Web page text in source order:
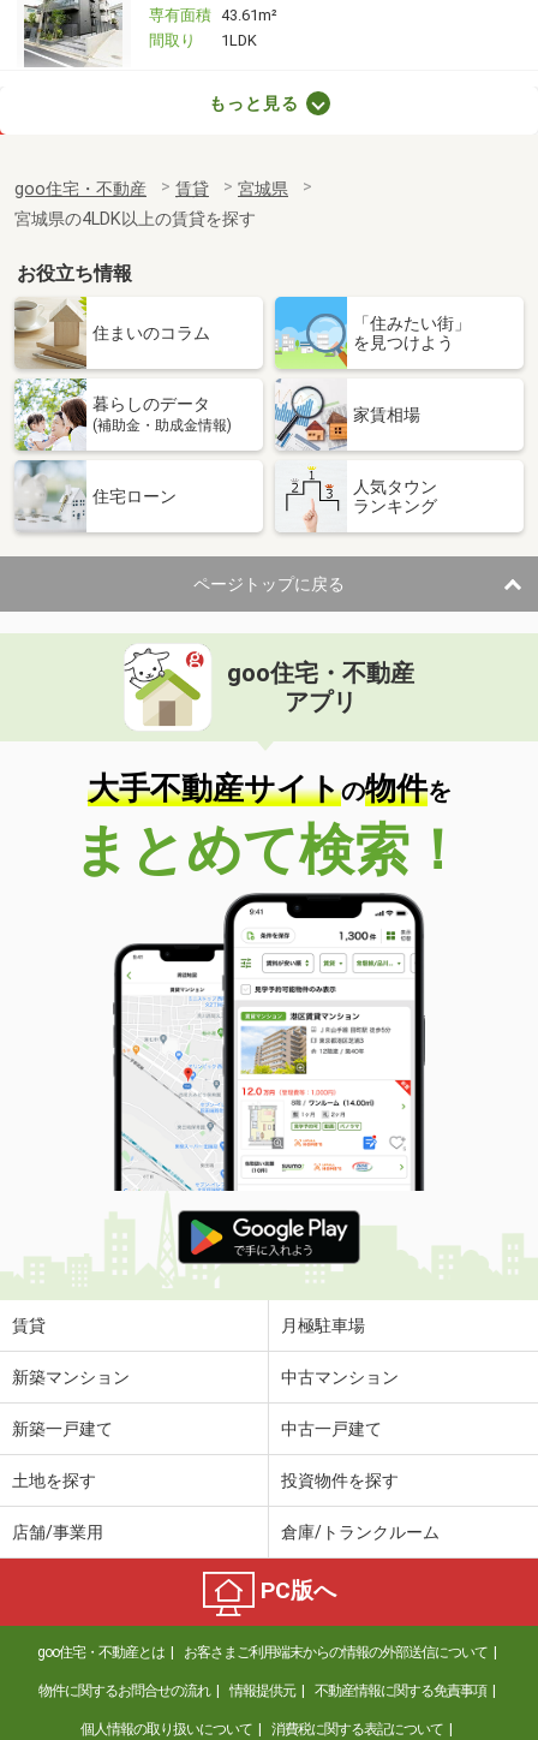
専有面積 43.61m²
間取り
1LDK
宮城県仙台市若林区白萩町
専有面積
30.44m²
間取り
1K
宮城県仙台市若林区南小泉字八軒小路
価 格
9.90万円
宮城県仙台市若林区南小泉字八軒小路
専有面積 43.94m²
間取り
宮城県仙台市太白区八本松１丁目
10.20万円
住 所
宮城県仙台市太白区八本松１丁目
専有面積 52.92m²
間取り
2LDK
宮城県仙台市宮城野区東仙台２丁目
価 格
住 所
宮城県仙台市宮城野区東仙台２丁目
専有面積 30.93m²
間取り
1LDK
宮城県仙台市太白区八本松１丁目
価 格
10.40万円
宮城県仙台市太白区八本松１丁目
52.92m²
間取り
2LDK
宮城県仙台市若林区かすみ町
価 格
11.80万円
住 所
宮城県仙台市若林区かすみ町
専有面積 57.75m²
間取り
2LDK
宮城県仙台市若林区河原町２丁目
価 格
6.50万円
住 所
宮城県仙台市若林区河原町２丁目
専有面積
宮城県仙台市太白区諏訪町
7.30万円
宮城県仙台市太白区根岸町
6.80万円
住 所
宮城県仙台市太白区根岸町
専有面積 38.29m²
間取り
1LDK
宮城県仙台市太白区郡山１丁目
もっと見る
goo住宅・不動産 賃貸
宮城県
宮城県の4LDK以上の賃貸を探す
お役立ち情報
住まいのコラム
「住みたい街」
を見つけよう
暮らしのデータ
(補助金・助成金情報)
家賃相場
住宅ローン
人気タウン
ランキング
ページトップに戻る
goo住宅・不動産
アプリ
大手不動産サイトの物件を
まとめて検索！
賃貸 月極駐車場
新築マンション 中古マンション
新築一戸建て 中古一戸建て
土地を探す 投資物件を探す
店舗/事業用 倉庫/トランクルーム
PC版へ
goo住宅・不動産とは お客さまご利用端末からの情報の外部送信について
物件に関するお問合せの流れ 情報提供元 不動産情報に関する免責事項
個人情報の取り扱いについて 消費税に関する表記について